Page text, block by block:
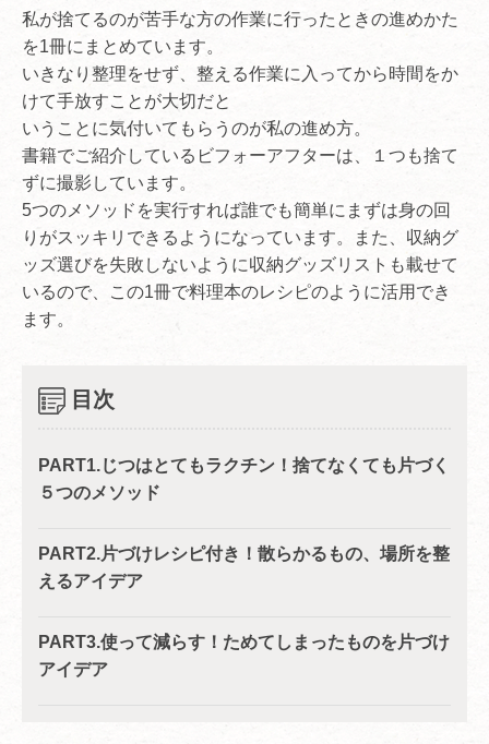
私が捨てるのが苦手な方の作業に行ったときの進めかた
を1冊にまとめています。
いきなり整理をせず、整える作業に入ってから時間をか
けて手放すことが大切だと
いうことに気付いてもらうのが私の進め方。
書籍でご紹介しているビフォーアフターは、１つも捨て
ずに撮影しています。
5つのメソッドを実行すれば誰でも簡単にまずは身の回
りがスッキリできるようになっています。また、収納グ
ッズ選びを失敗しないように収納グッズリストも載せて
いるので、この1冊で料理本のレシピのように活用でき
ます。
目次
PART1.じつはとてもラクチン！捨てなくても片づく
５つのメソッド
PART2.片づけレシピ付き！散らかるもの、場所を整
えるアイデア
PART3.使って減らす！ためてしまったものを片づけ
アイデア